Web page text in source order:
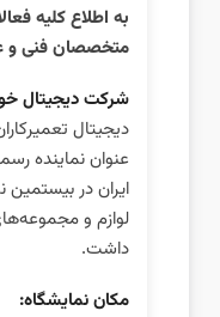
به اطلاع کلیه
متخصصان فنی و
شرکت دیجیتال
دیجیتال
عنوان نماینده
ایران در بیستمین
لوازم و
داشت.
مکان نمایشگاه: